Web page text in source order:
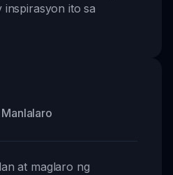
inspirasyon ito sa
at maglaro ng